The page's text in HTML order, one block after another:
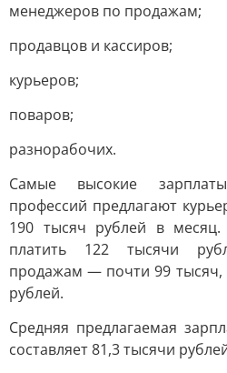
менеджеров по продажам;
продавцов и кассиров;
курьеров;
поваров;
разнорабочих.
Самые высокие
профессий предлагают
190 тысяч рублей в
платить 122 тысячи
продажам — почти 99
рублей.
Средняя предлагаемая
составляет 81,3 тысячи